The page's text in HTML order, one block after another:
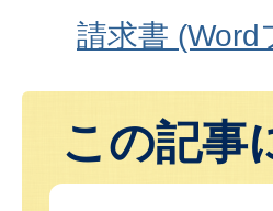
請求書
この記事